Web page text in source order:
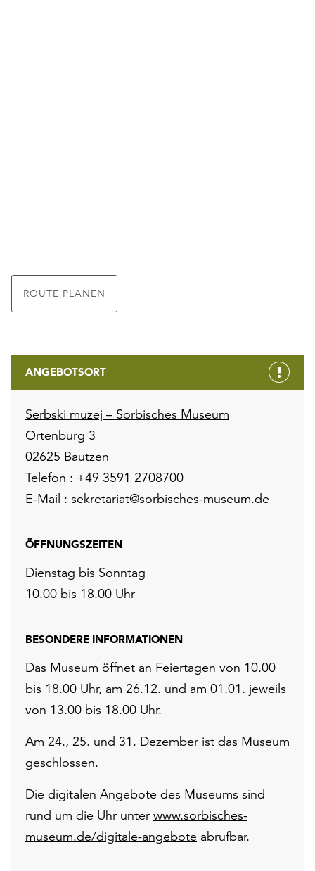
ROUTE PLANEN
ANGEBOTSORT
Serbski muzej – Sorbisches Museum
Ortenburg 3
02625 Bautzen
Telefon : +49 3591 2708700
E-Mail : sekretariat@sorbisches-museum.de
ÖFFNUNGSZEITEN
Dienstag bis Sonntag
10.00 bis 18.00 Uhr
BESONDERE INFORMATIONEN
Das Museum öffnet an Feiertagen von 10.00
bis 18.00 Uhr, am 26.12. und am 01.01. jeweils
von 13.00 bis 18.00 Uhr.
Am 24., 25. und 31. Dezember ist das Museum
geschlossen.
Die digitalen Angebote des Museums sind
rund um die Uhr unter www.sorbisches-
museum.de/digitale-angebote abrufbar.